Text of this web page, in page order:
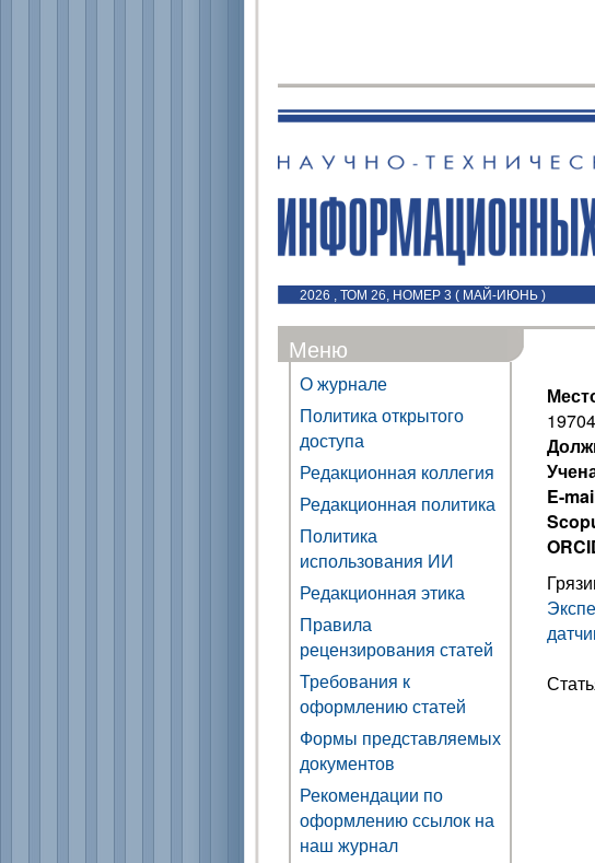
2026 , ТОМ 26, НОМЕР 3 ( МАЙ-ИЮНЬ )
Меню
О журнале
Политика открытого
доступа
Редакционная коллегия
Редакционная политика
Политика
использования ИИ
Редакционная этика
Правила
рецензирования статей
Требования к
оформлению статей
Формы представляемых
документов
Рекомендации по
оформлению ссылок на
наш журнал
E-